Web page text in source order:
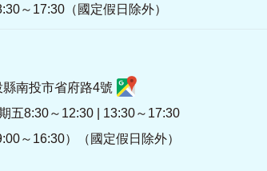
～17:30（國定假日除外）
南投市省府路4號
五8:30～12:30 | 13:30～17:30
～16:30）（國定假日除外）